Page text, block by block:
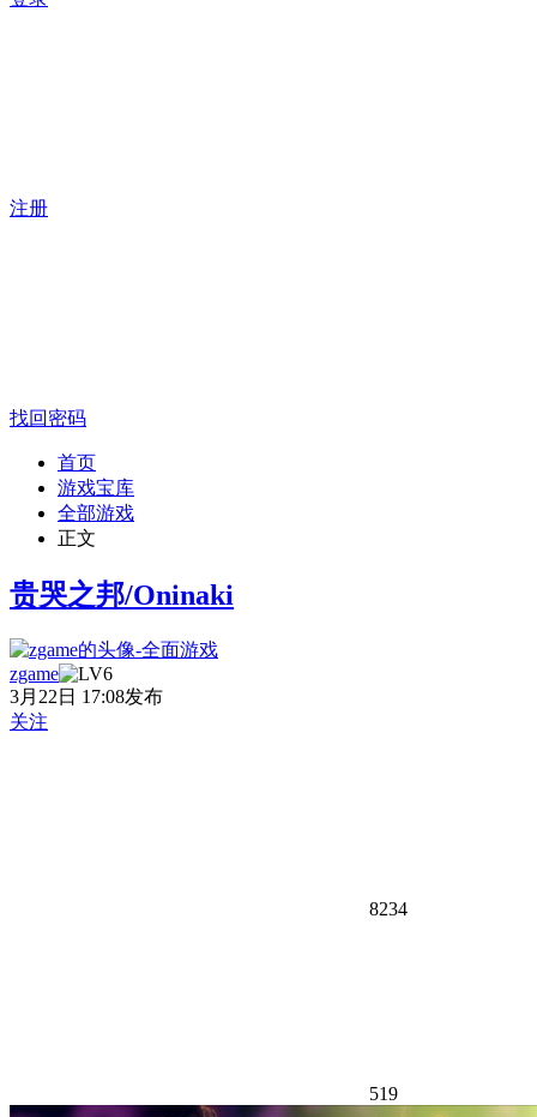
注册
找回密码
首页
游戏宝库
全部游戏
正文
贵哭之邦/Oninaki
zgame
3月22日 17:08发布
关注
8234
519